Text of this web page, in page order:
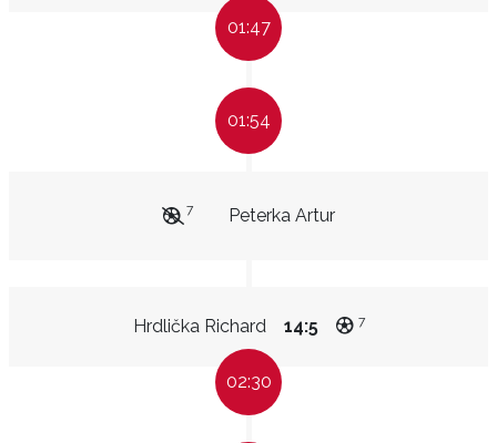
01:47
01:54
Peterka Artur
7
Hrdlička Richard 14:5 7
02:30